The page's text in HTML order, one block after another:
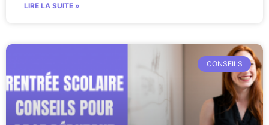
LIRE LA SUITE »
CONSEILS